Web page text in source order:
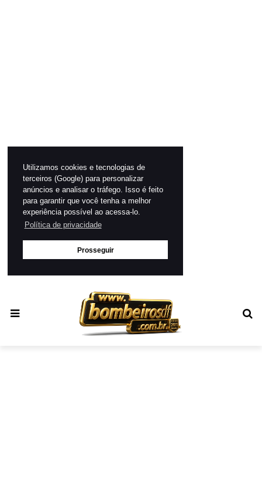
Utilizamos cookies e tecnologias de
terceiros (Google) para personalizar
anúncios e analisar o tráfego. Isso é feito
para garantir que você tenha a melhor
experiência possível ao acessa-lo.
Política de privacidade
Prosseguir